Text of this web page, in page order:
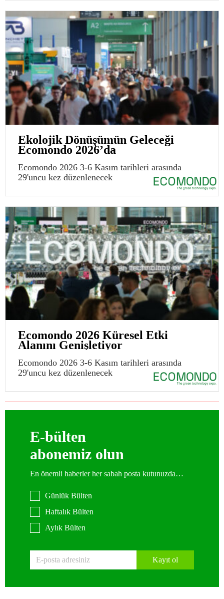
Ekolojik Dönüşümün Geleceği
Ecomondo 2026’da
Ecomondo 2026 3-6 Kasım tarihleri arasında
29'uncu kez düzenlenecek
Ecomondo 2026 Küresel Etki
Alanını Genişletiyor
Ecomondo 2026 3-6 Kasım tarihleri arasında
29'uncu kez düzenlenecek
E-bülten
abonemiz olun
En önemli haberler her sabah posta kutunuzda…
Günlük Bülten
Haftalık Bülten
Aylık Bülten
Kayıt ol